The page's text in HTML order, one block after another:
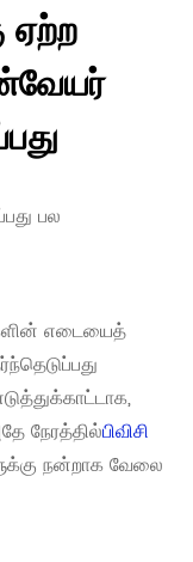
பல
எடையைத்
நேரத்தில்பிவிசி
நன்றாக வேலை